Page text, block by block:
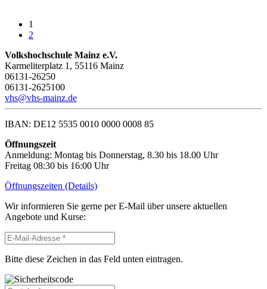
1
2
Volkshochschule Mainz e.V.
Karmeliterplatz 1, 55116 Mainz
06131-26250
06131-2625100
vhs@vhs-mainz.de
IBAN: DE12 5535 0010 0000 0008 85
Öffnungszeit
Anmeldung: Montag bis Donnerstag, 8.30 bis 18.00 Uhr
Freitag 08:30 bis 16:00 Uhr
Öffnungszeiten (Details)
Wir informieren Sie gerne per E-Mail über unsere aktuellen
Angebote und Kurse:
Bitte diese Zeichen in das Feld unten eintragen.